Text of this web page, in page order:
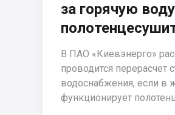
за горячую
В ПАО «Киевэнерго»
проводится перерасчет
водоснабжения, если
функционирует